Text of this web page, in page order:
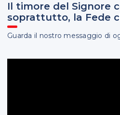
Il timore del Signore
soprattutto, la Fede
Guarda il nostro messaggio di